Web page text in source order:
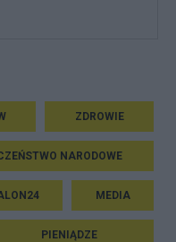
ZDROWIE
NARODOWE
MEDIA
PIENIĄDZE